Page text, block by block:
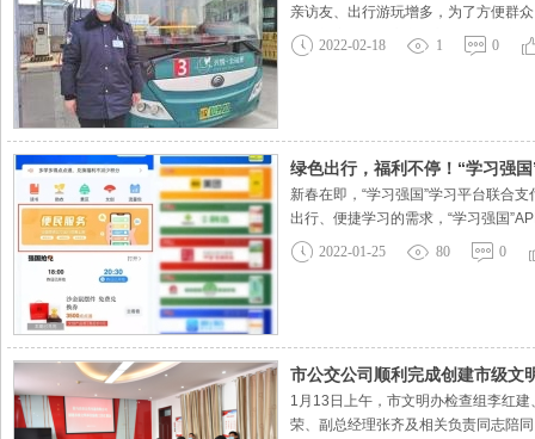
亲访友、出行游玩增多，为了方便群
场站补充电，公交车长郭伟正在给车
6年的郭伟开车细心，入职以来零
2022-02-18 1 0
绿色出行，福利不停！“学习强
新春在即，“学习强国”学习平台联合
出行、便捷学习的需求，“学习强国
录“学习强国”APP，点击“我的”进入
车票立减，用户
2022-01-25 80 0
市公交公司顺利完成创建市级文
1月13日上午，市文明办检查组李红
荣、副总经理张齐及相关负责同志陪